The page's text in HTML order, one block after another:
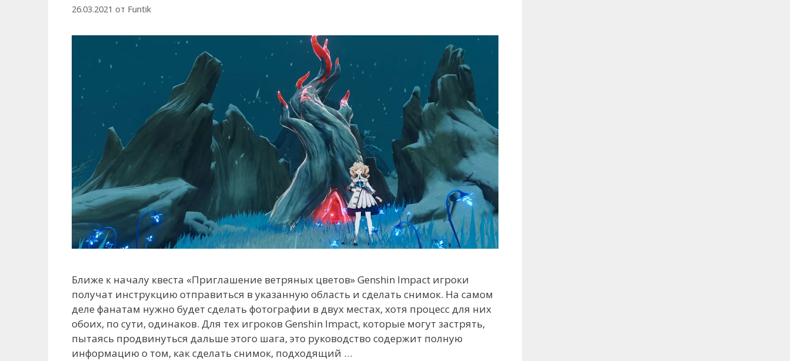
26.03.2021 от Funtik
Ближе к началу квеста «Приглашение ветряных цветов» Genshin Impact игроки
получат инструкцию отправиться в указанную область и сделать снимок. На самом
деле фанатам нужно будет сделать фотографии в двух местах, хотя процесс для них
обоих, по сути, одинаков. Для тех игроков Genshin Impact, которые могут застрять,
пытаясь продвинуться дальше этого шага, это руководство содержит полную
информацию о том, как сделать снимок, подходящий …